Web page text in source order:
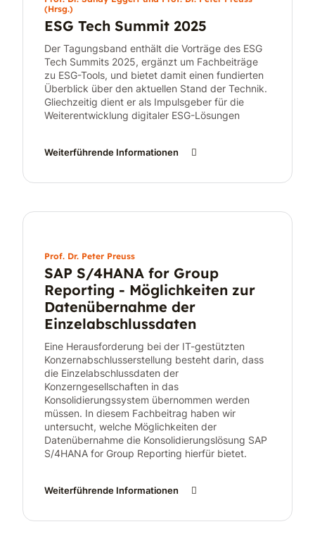
(Hrsg.)
ESG Tech Summit 2025
Der Tagungsband enthält die Vorträge des ESG
Tech Summits 2025, ergänzt um Fachbeiträge
zu ESG-Tools, und bietet damit einen fundierten
Überblick über den aktuellen Stand der Technik.
Gliechzeitig dient er als Impulsgeber für die
Weiterentwicklung digitaler ESG-Lösungen
Weiterführende Informationen
Prof. Dr. Peter Preuss
SAP S/4HANA for Group
Reporting - Möglichkeiten zur
Datenübernahme der
Einzelabschlussdaten
Eine Herausforderung bei der IT-gestützten
Konzernabschlusserstellung besteht darin, dass
die Einzelabschlussdaten der
Konzerngesellschaften in das
Konsolidierungssystem übernommen werden
müssen. In diesem Fachbeitrag haben wir
untersucht, welche Möglichkeiten der
Datenübernahme die Konsolidierungslösung SAP
S/4HANA for Group Reporting hierfür bietet.
Weiterführende Informationen